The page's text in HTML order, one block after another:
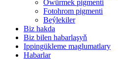
Öwürmek pigmenti
Fotohrom pigmenti
Beýlekiler
Biz hakda
Biz bilen habarlaşyň
Ippingükleme maglumatlary
Habarlar